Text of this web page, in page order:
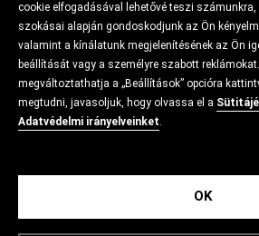
cookie elfogadásával lehetővé teszi számunkra,
szokásai alapján gondoskodjunk az Ön
valamint a kínálatunk megjelenítésének az Ön
beállítását vagy a személyre szabott
megváltoztathatja a „Beállítások” opcióra
megtudni, javasoljuk, hogy olvassa el a
Adatvédelmi irányelveinket.
OK